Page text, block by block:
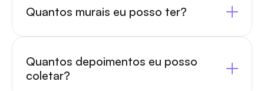
Quantos murais eu posso ter?
Quantos depoimentos eu posso
coletar?